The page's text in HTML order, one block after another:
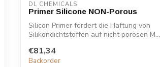
DL CHEMICALS
Primer Silicone NON-Porous
Silicon Primer fördert die Haftung von
Silikondichtstoffen auf nicht porösen M...
€81,34
Backorder